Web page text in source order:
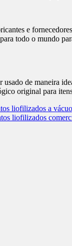
e
todo o mundo
de maneira
original para
liofilizados a
liofilizados